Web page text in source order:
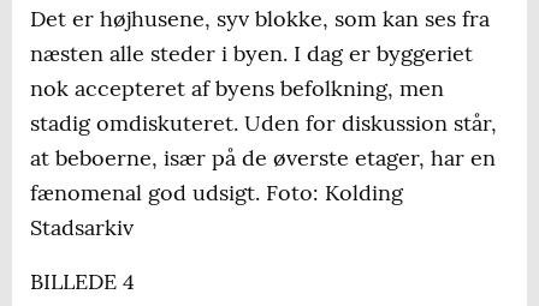
Det er højhusene, syv blokke, som kan ses fra
næsten alle steder i byen. I dag er byggeriet
nok accepteret af byens befolkning, men
stadig omdiskuteret. Uden for diskussion står,
at beboerne, især på de øverste etager, har en
fænomenal god udsigt. Foto: Kolding
Stadsarkiv
BILLEDE 4